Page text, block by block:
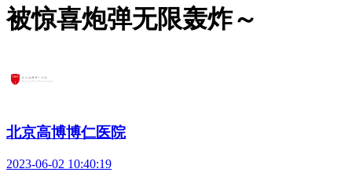
被惊喜炮弹无限轰炸～
北京高博博仁医院
2023-06-02 10:40:19